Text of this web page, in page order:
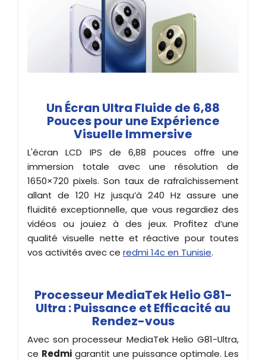
Un Écran Ultra Fluide de 6,88
Pouces pour une Expérience
Visuelle Immersive
L'écran LCD IPS de 6,88 pouces offre une
immersion totale avec une résolution de
1650×720 pixels. Son taux de rafraîchissement
allant de 120 Hz jusqu’à 240 Hz assure une
fluidité exceptionnelle, que vous regardiez des
vidéos ou jouiez à des jeux. Profitez d’une
qualité visuelle nette et réactive pour toutes
vos activités avec ce redmi 14c en Tunisie.
Processeur MediaTek Helio G81-
Ultra : Puissance et Efficacité au
Rendez-vous
Avec son processeur MediaTek Helio G81-Ultra,
ce Redmi garantit une puissance optimale. Les